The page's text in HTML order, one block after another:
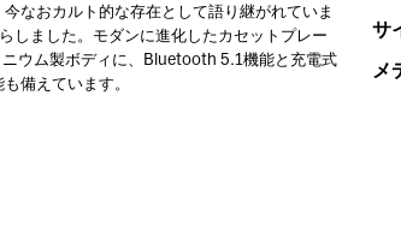
なおカルト的な存在として語り継がれていま
しました。モダンに進化したカセットプレー
ウム製ボディに、Bluetooth 5.1機能と充電式
備えています。
サ
メ